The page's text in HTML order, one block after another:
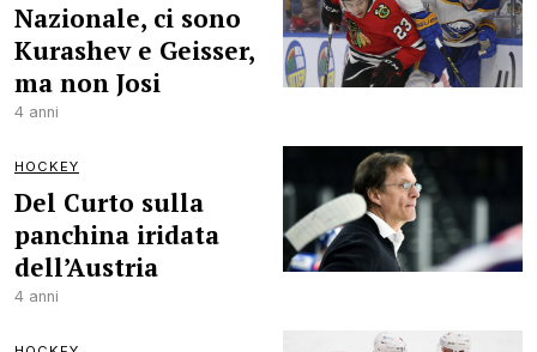
Nazionale, ci sono
Kurashev e Geisser,
ma non Josi
4 anni
HOCKEY
Del Curto sulla
panchina iridata
dell’Austria
4 anni